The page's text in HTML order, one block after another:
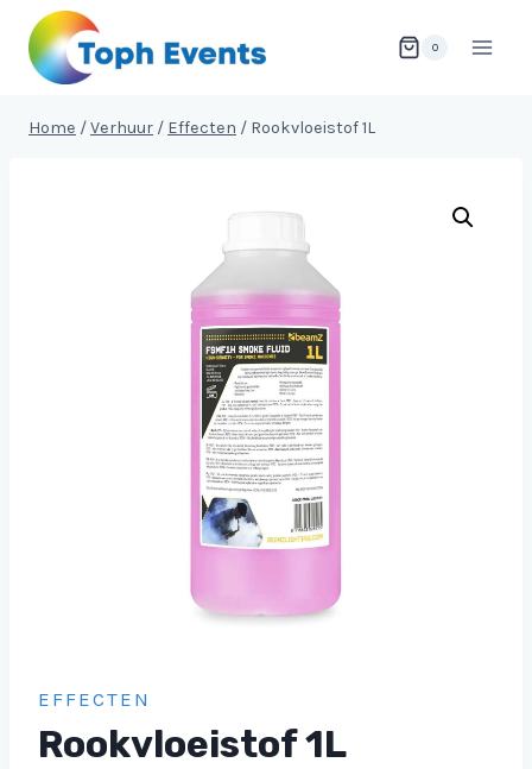
Doorgaan
naar
inhoud
0
Home /Verhuur / Effecten / Rookvloeistof 1L
EFFECTEN
Rookvloeistof 1L